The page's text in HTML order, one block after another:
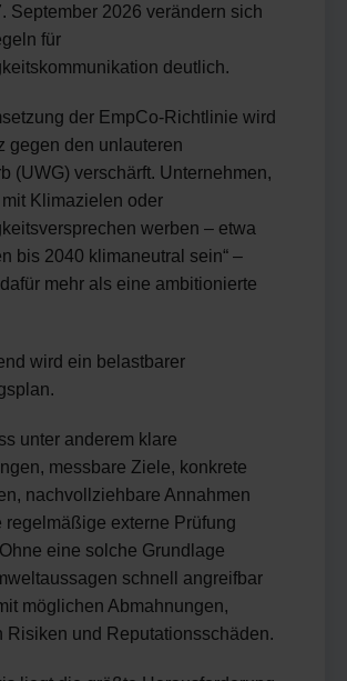
September 2026 verändern sich
für
deutlich.
der EmpCo-Richtlinie wird
gegen den unlauteren
(UWG) verschärft. Unternehmen,
Klimazielen oder
werben – etwa
bis 2040 klimaneutral sein“ –
mehr als eine ambitionierte
wird ein belastbarer
unter anderem klare
messbare Ziele, konkrete
nachvollziehbare Annahmen
regelmäßige externe Prüfung
eine solche Grundlage
schnell angreifbar
möglichen Abmahnungen,
Risiken und Reputationsschäden.